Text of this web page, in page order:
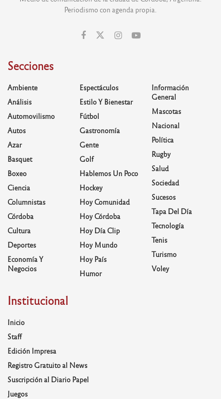
Periodismo con agenda propia.
Secciones
Ambiente
Análisis
Automovilismo
Autos
Azar
Basquet
Boxeo
Ciencia
Columnistas
Córdoba
Cultura
Deportes
Economía Y
Negocios
Espectáculos
Estilo Y Bienestar
Fútbol
Gastronomía
Gente
Golf
Hablemos Un Poco
Hockey
Hoy Comunidad
Hoy Córdoba
Hoy Día Clip
Hoy Mundo
Hoy País
Humor
Información
General
Mascotas
Nacional
Política
Rugby
Salud
Sociedad
Sucesos
Tapa Del Día
Tecnología
Tenis
Turismo
Voley
Institucional
Inicio
Staff
Edición Impresa
Registro Gratuito al News
Suscripción al Diario Papel
Juegos